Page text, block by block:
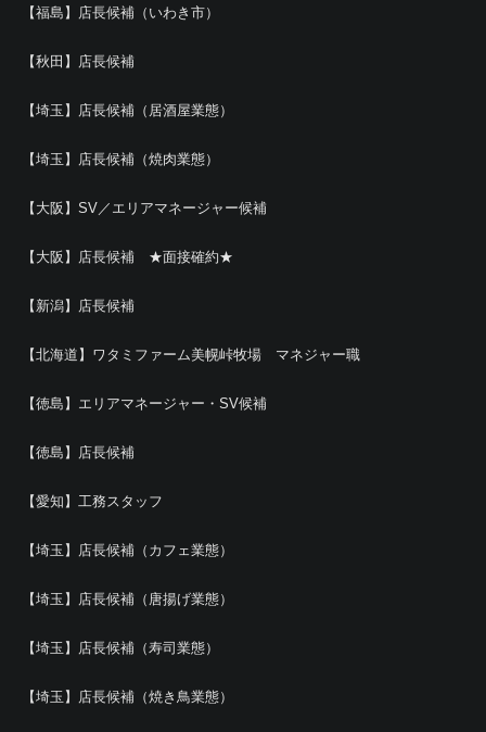
【福島】店長候補（いわき市）
【秋田】店長候補
【埼玉】店長候補（居酒屋業態）
【埼玉】店長候補（焼肉業態）
【大阪】SV／エリアマネージャー候補
【大阪】店長候補 ★面接確約★
【新潟】店長候補
【北海道】ワタミファーム美幌峠牧場 マネジャー職
【徳島】エリアマネージャー・SV候補
【徳島】店長候補
【愛知】工務スタッフ
【埼玉】店長候補（カフェ業態）
【埼玉】店長候補（唐揚げ業態）
【埼玉】店長候補（寿司業態）
【埼玉】店長候補（焼き鳥業態）